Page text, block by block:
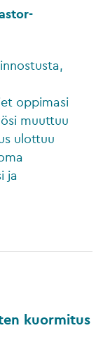
oppimasi
muuttuu
ulottuu
ja
kuormitus